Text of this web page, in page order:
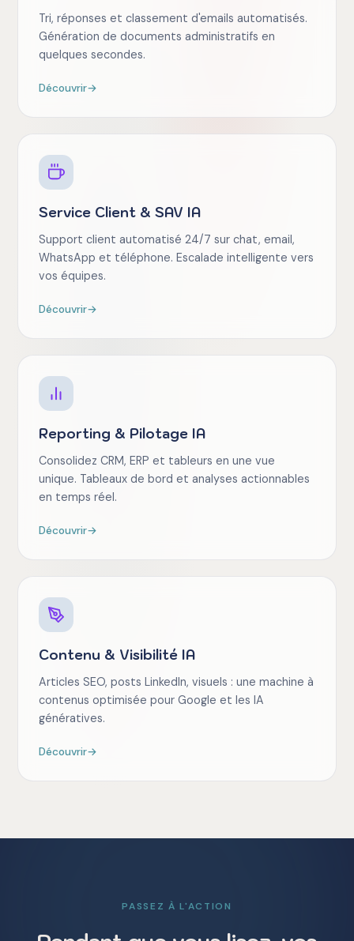
Tri, réponses et classement d'emails automatisés.
Génération de documents administratifs en
quelques secondes.
Découvrir→
Service Client & SAV IA
Support client automatisé 24/7 sur chat, email,
WhatsApp et téléphone. Escalade intelligente vers
vos équipes.
Découvrir→
Reporting & Pilotage IA
Consolidez CRM, ERP et tableurs en une vue
unique. Tableaux de bord et analyses actionnables
en temps réel.
Découvrir→
Contenu & Visibilité IA
Articles SEO, posts LinkedIn, visuels : une machine à
contenus optimisée pour Google et les IA
génératives.
Découvrir→
PASSEZ À L'ACTION